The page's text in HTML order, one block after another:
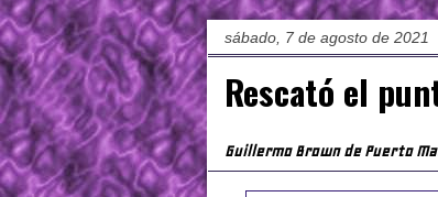
sábado, 7 de agosto de 2021
Rescató el
Guillermo Brown de Puerto